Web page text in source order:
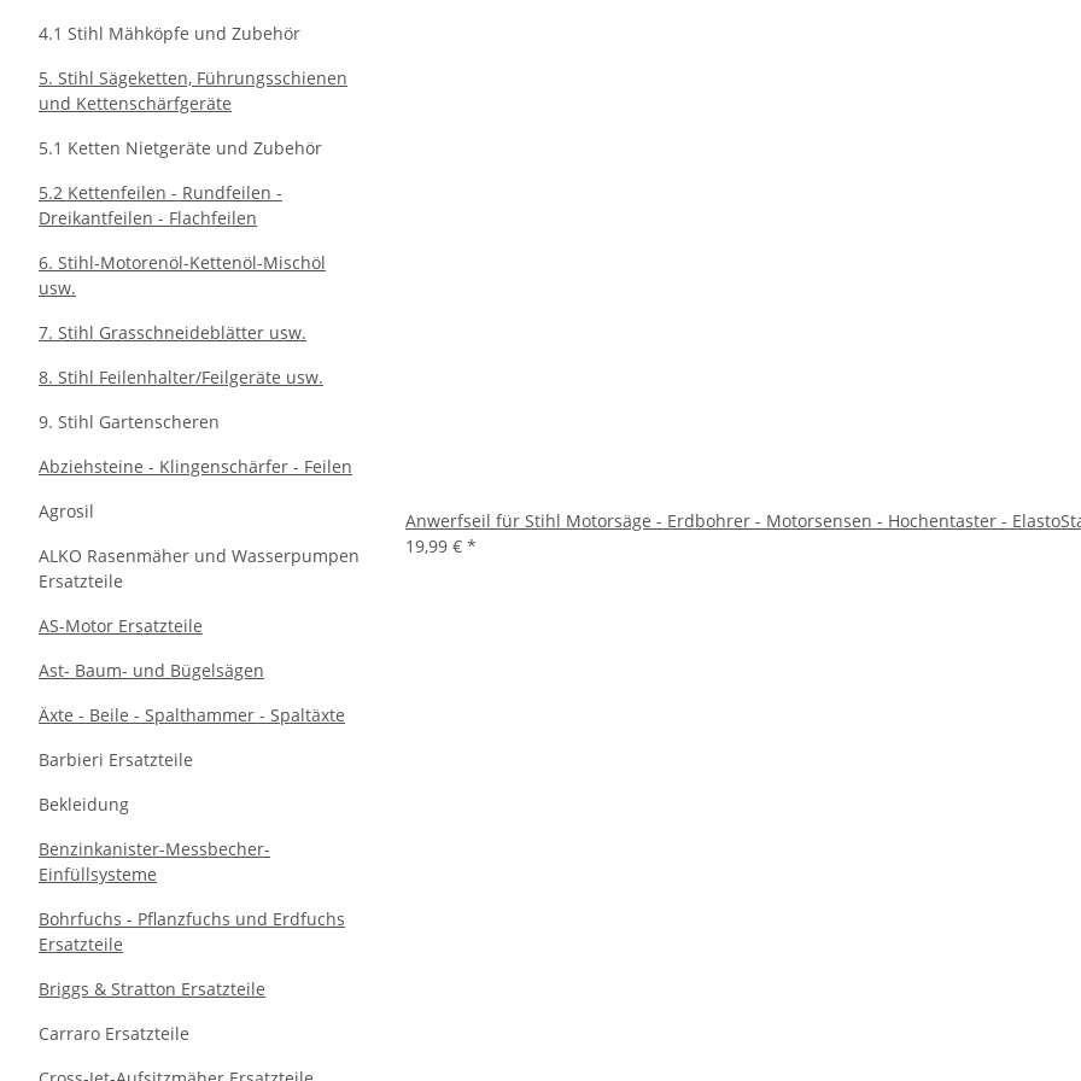
Anwerfseil für Stihl Motorsäge - Erdbohrer - Motorsensen - Hochentaster -
19,99 € *
4.1 Stihl Mähköpfe und Zubehör
5. Stihl Sägeketten, Führungsschienen
und Kettenschärfgeräte
5.1 Ketten Nietgeräte und Zubehör
5.2 Kettenfeilen - Rundfeilen -
Dreikantfeilen - Flachfeilen
6. Stihl-Motorenöl-Kettenöl-Mischöl
usw.
7. Stihl Grasschneideblätter usw.
8. Stihl Feilenhalter/Feilgeräte usw.
9. Stihl Gartenscheren
Abziehsteine - Klingenschärfer - Feilen
Agrosil
ALKO Rasenmäher und Wasserpumpen
Ersatzteile
AS-Motor Ersatzteile
Ast- Baum- und Bügelsägen
Äxte - Beile - Spalthammer - Spaltäxte
Barbieri Ersatzteile
Bekleidung
Benzinkanister-Messbecher-
Einfüllsysteme
Bohrfuchs - Pflanzfuchs und Erdfuchs
Ersatzteile
Briggs & Stratton Ersatzteile
Carraro Ersatzteile